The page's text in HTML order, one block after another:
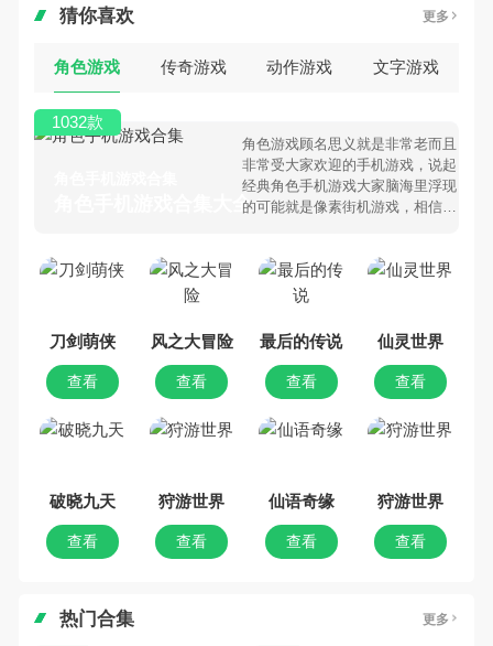
猜你喜欢 更多
角色游戏 传奇游戏 动作游戏 文字游戏
角色手机游戏合集大全 >
角色游戏顾名思义就是非常老而且
非常受大家欢迎的手机游戏，说起
经典角色手机游戏大家脑海里浮现
的可能就是像素街机游戏，相信很
色手机游戏有哪些呢？游戏今天，
乐途下载站小编芒果味的怪咖给大
集，欢迎大家前来选择下载体验
1032款
刀剑萌侠
查看
风之大冒险
查看
最后的传说
查看
仙灵世界
查看
破晓九天
查看
狩游世界
查看
仙语奇缘
查看
狩游世界
查看
热门合集 更多